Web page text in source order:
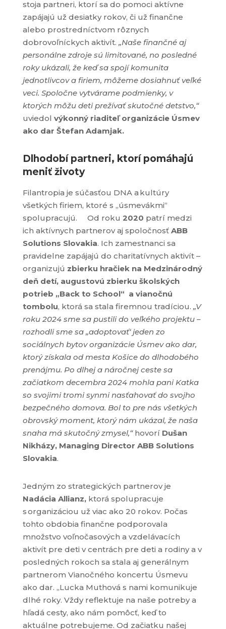
stoja partneri, ktorí sa do pomoci aktívne
zapájajú už desiatky rokov, či už finančne
alebo prostredníctvom rôznych
dobrovoľníckych aktivít. „Naše finančné aj
personálne zdroje sú limitované, no posledné
roky ukázali, že keď sa spojí komunita
jednotlivcov a firiem, môžeme dosiahnuť veľké
veci. Spoločne vytvárame podmienky, v
ktorých môžu deti prežívať skutočné detstvo,“
uviedol výkonný riaditeľ organizácie Úsmev
ako dar Štefan Adamjak.
Dlhodobí partneri, ktorí pomáhajú
meniť životy
Filantropia je súčasťou DNA a kultúry
všetkých firiem, ktoré s „úsmevákmi“
spolupracujú. Od roku 2020 patrí medzi
ich aktívnych partnerov aj spoločnosť ABB
Solutions Slovakia. Ich zamestnanci sa
pravidelne zapájajú do charitatívnych aktivít –
organizujú zbierku hračiek na Medzinárodný
deň detí, augustovú zbierku školských
potrieb „Back to School“ a vianočnú
tombolu, ktorá sa stala firemnou tradíciou. „V
roku 2024 sme sa pustili do veľkého projektu –
rozhodli sme sa „adoptovať‘ jeden zo
sociálnych bytov organizácie Úsmev ako dar,
ktorý získala od mesta Košice do dlhodobého
prenájmu. Po dlhej a náročnej ceste sa
začiatkom decembra 2024 mohla pani Katka
so svojimi tromi synmi nasťahovať do svojho
bezpečného domova. Bol to pre nás všetkých
obrovský moment, ktorý nám ukázal, že naša
snaha má skutočný zmysel,“hovorí Dušan
Nikházy, Managing Director ABB Solutions
Slovakia.
Jedným zo strategických partnerov je
Nadácia Allianz,ktorá spolupracuje
s organizáciou už viac ako 20 rokov. Počas
tohto obdobia finančne podporovala
množstvo voľnočasových a vzdelávacích
aktivít pre deti v centrách pre deti a rodinya v
posledných rokoch sa stala aj generálnym
partnerom Vianočného koncertu Úsmevu
ako dar. „Lucka Muthová s nami komunikuje
dlhé roky. Vždy reflektuje na naše potreby a
hľadá cesty, ako nám pomôcť, keď to
aktuálne potrebujeme. Od začiatku našej